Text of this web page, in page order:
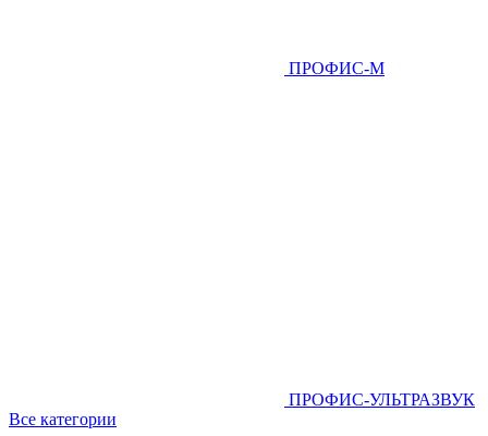
ПРОФИС-М
ПРОФИС-УЛЬТРАЗВУК
Все категории